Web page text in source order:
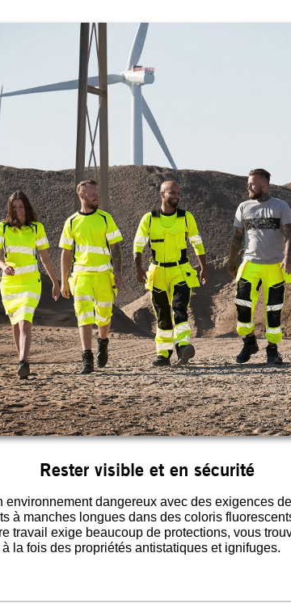
Rester visible et en sécurité
environnement dangereux avec des exigences
à manches longues dans des coloris
travail exige beaucoup de protections, vous
la fois des propriétés antistatiques et ignifuges.